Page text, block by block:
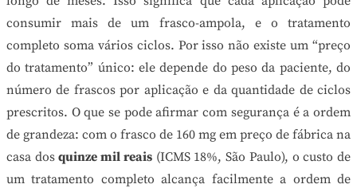
consumir mais de um frasco-ampola, e o tratamento
completo soma vários ciclos. Por isso não existe um “preço
do tratamento” único: ele depende do peso da paciente, do
número de frascos por aplicação e da quantidade de ciclos
prescritos. O que se pode afirmar com segurança é a ordem
de grandeza: com o frasco de 160 mg em preço de fábrica na
casa dosquinze mil reais(ICMS 18%, São Paulo), o custo de
um tratamento completo alcança facilmente a ordem de